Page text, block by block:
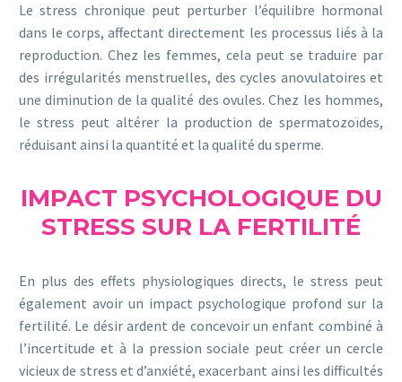
Le stress chronique peut perturber l’équilibre hormonal
dans le corps, affectant directement les processus liés à la
reproduction. Chez les femmes, cela peut se traduire par
des irrégularités menstruelles, des cycles anovulatoires et
une diminution de la qualité des ovules. Chez les hommes,
le stress peut altérer la production de spermatozoïdes,
réduisant ainsi la quantité et la qualité du sperme.
IMPACT PSYCHOLOGIQUE DU
STRESS SUR LA FERTILITÉ
En plus des effets physiologiques directs, le stress peut
également avoir un impact psychologique profond sur la
fertilité. Le désir ardent de concevoir un enfant combiné à
l’incertitude et à la pression sociale peut créer un cercle
vicieux de stress et d’anxiété, exacerbant ainsi les difficultés